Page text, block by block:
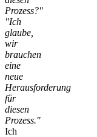
Prozess?"
"Ich
glaube,
wir
brauchen
eine
neue
Herausforderung
für
diesen
Prozess."
Ich